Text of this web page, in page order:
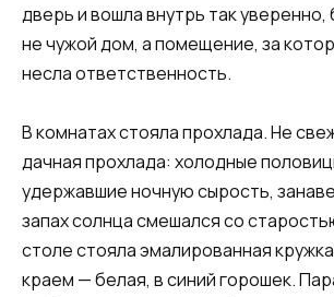
дверь и вошла внутрь так уверенно,
не чужой дом, а помещение, за
несла ответственность.
В комнатах стояла прохлада. Не
дачная прохлада: холодные
удержавшие ночную сырость,
запах солнца смешался со
столе стояла эмалированная
краем — белая, в синий горошек.